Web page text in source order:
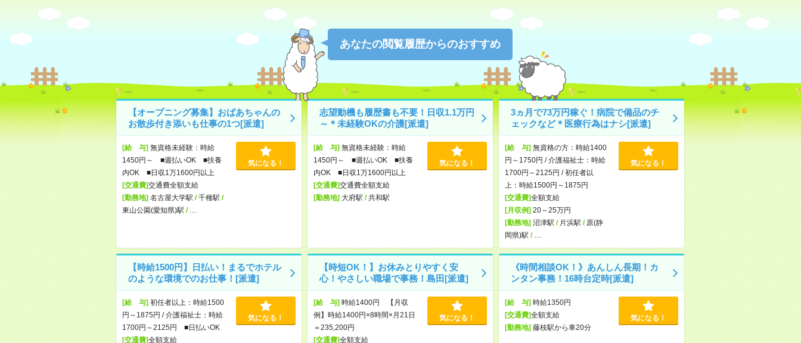
あなたの閲覧履歴からのおすすめ
【オープニング募集】おばあちゃんの
お散歩付き添いも仕事の1つ[派遣]
[給 与]無資格未経験：時給
1450円～ ■週払いOK ■扶養
内OK ■日収1万1600円以上
[交通費]交通費全額支給
[勤務地]名古屋大学駅 /千種駅 /
東山公園(愛知県)駅 /
気になる！
志望動機も履歴書も不要！日収1.1万円
～＊未経験OKの介護[派遣]
[給 与]無資格未経験：時給
1450円～ ■週払いOK ■扶養
内OK ■日収1万1600円以上
[交通費]交通費全額支給
[勤務地]大府駅 /共和駅
気になる！
3ヵ月で73万円稼ぐ！病院で備品のチ
ェックなど＊医療行為はナシ[派遣]
[給 与]無資格の方：時給1400
円～1750円 / 介護福祉士：時給
1700円～2125円 / 初任者以
上：時給1500円～1875円
[交通費]全額支給
[月収例]20～25万円
[勤務地]沼津駅 / 片浜駅 / 原(静
岡県)駅 /
気になる！
【時給1500円】日払い！まるでホテル
のような環境でのお仕事！[派遣]
[給 与]初任者以上：時給1500
円～1875円 / 介護福祉士：時給
1700円～2125円 ■日払いOK
[交通費]全額支給
気になる！
【時短OK！】お休みとりやすく安
心！やさしい職場で事務！島田[派遣]
[給 与]時給1400円 【月収
例】時給1400円×8時間×月21日
＝235,200円
[交通費]全額支給
気になる！
《時間相談OK！》あんしん長期！カ
ンタン事務！16時台定時[派遣]
[給 与]時給1350円
[交通費]全額支給
[勤務地]藤枝駅から車20分
気になる！